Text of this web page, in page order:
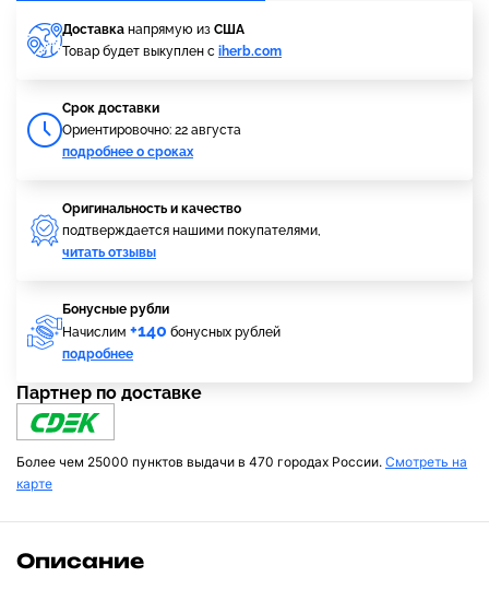
Доставка напрямую из США
Товар будет выкуплен с iherb.com
Cрок доставки
Ориентировочно: 22 августа
подробнее о сроках
Оригинальность и качество
подтверждается нашими покупателями,
читать отзывы
Бонусные рубли
Начислим +140 бонусных рублей
подробнее
Партнер по доставке
Более чем 25000 пунктов выдачи в 470 городах России. Смотреть на
карте
Описание